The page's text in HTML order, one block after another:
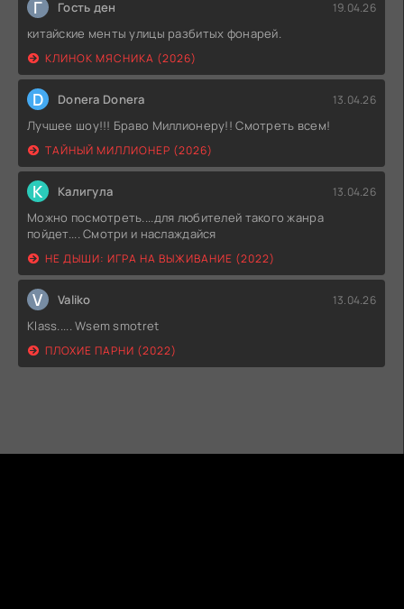
Г Гость ден
китайские менты улицы разбитых фонарей.
D
Лучшее шоу!!! Браво Миллионеру!! Смотреть всем!
К Калигула
Можно посмотреть....для любителей такого жанра
пойдет.... Смотри и наслаждайся
V